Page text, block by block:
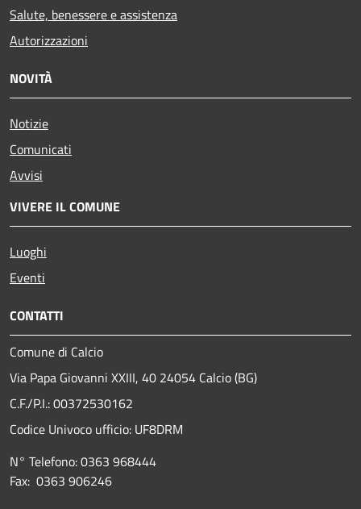
Salute, benessere e assistenza
Autorizzazioni
NOVITÀ
Notizie
Comunicati
Avvisi
VIVERE IL COMUNE
Luoghi
Eventi
CONTATTI
Comune di Calcio
Via Papa Giovanni XXIII, 40 24054 Calcio (BG)
C.F./P.I.: 00372530162
Codice Univoco ufficio: UF8DRM
N° Telefono: 0363 968444
Fax: 0363 906246